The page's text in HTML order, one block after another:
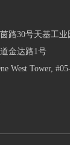
路30号天基工业
金达路1号
West Tower,